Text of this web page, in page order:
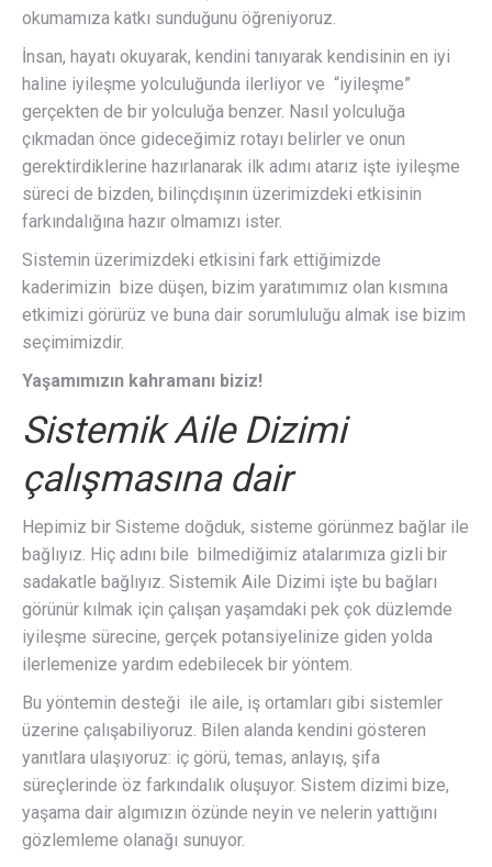
okumamıza katkı sunduğunu öğreniyoruz.
İnsan, hayatı okuyarak, kendini tanıyarak kendisinin en iyi
haline iyileşme yolculuğunda ilerliyor ve “iyileşme”
gerçekten de bir yolculuğa benzer. Nasıl yolculuğa
çıkmadan önce gideceğimiz rotayı belirler ve onun
gerektirdiklerine hazırlanarak ilk adımı atarız işte iyileşme
süreci de bizden, bilinçdışının üzerimizdeki etkisinin
farkındalığına hazır olmamızı ister.
Sistemin üzerimizdeki etkisini fark ettiğimizde
kaderimizin bize düşen, bizim yaratımımız olan kısmına
etkimizi görürüz ve buna dair sorumluluğu almak ise bizim
seçimimizdir.
Yaşamımızın kahramanı biziz!
Sistemik Aile Dizimi
çalışmasına dair
Hepimiz bir Sisteme doğduk, sisteme görünmez bağlar ile
bağlıyız. Hiç adını bile bilmediğimiz atalarımıza gizli bir
sadakatle bağlıyız. Sistemik Aile Dizimi işte bu bağları
görünür kılmak için çalışan yaşamdaki pek çok düzlemde
iyileşme sürecine, gerçek potansiyelinize giden yolda
ilerlemenize yardım edebilecek bir yöntem.
Bu yöntemin desteği ile aile, iş ortamları gibi sistemler
üzerine çalışabiliyoruz. Bilen alanda kendini gösteren
yanıtlara ulaşıyoruz: iç görü, temas, anlayış, şifa
süreçlerinde öz farkındalık oluşuyor. Sistem dizimi bize,
yaşama dair algımızın özünde neyin ve nelerin yattığını
gözlemleme olanağı sunuyor.